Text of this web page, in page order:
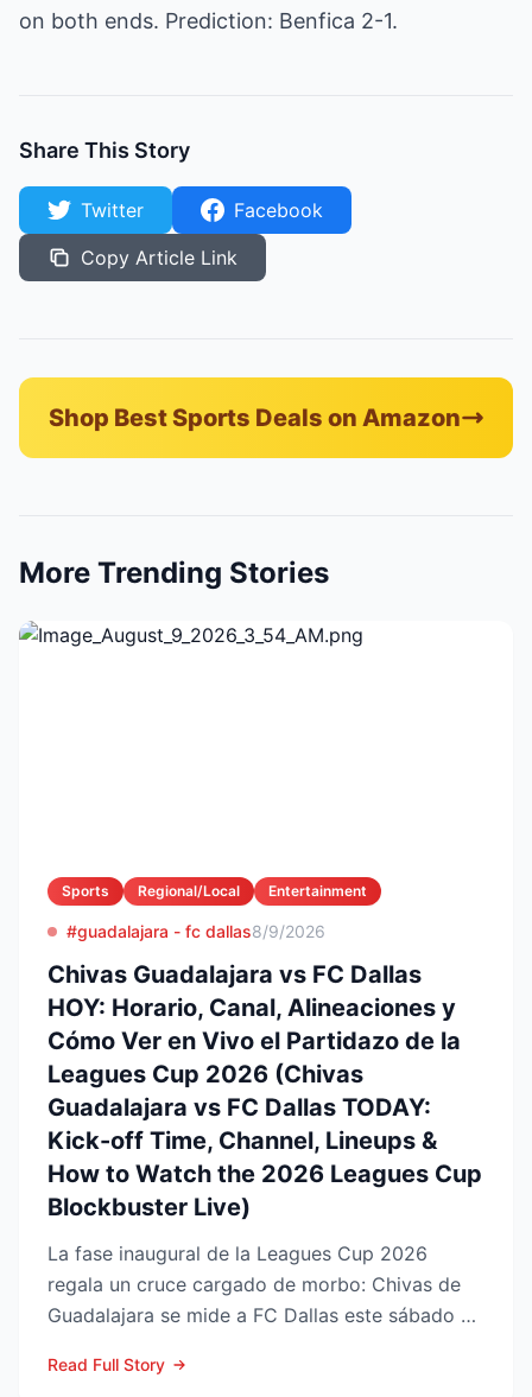
on both ends. Prediction: Benfica 2-1.
Share This Story
Twitter
Facebook
Copy Article Link
Shop Best Sports Deals on Amazon
More Trending Stories
Sports Regional/Local Entertainment
#guadalajara - fc dallas8/9/2026
Chivas Guadalajara vs FC Dallas
HOY: Horario, Canal, Alineaciones y
Cómo Ver en Vivo el Partidazo de la
Leagues Cup 2026 (Chivas
Guadalajara vs FC Dallas TODAY:
Kick-off Time, Channel, Lineups &
How to Watch the 2026 Leagues Cup
Blockbuster Live)
La fase inaugural de la Leagues Cup 2026
regala un cruce cargado de morbo: Chivas de
Guadalajara se mide a FC Dallas este sábado 8
Read Full Story